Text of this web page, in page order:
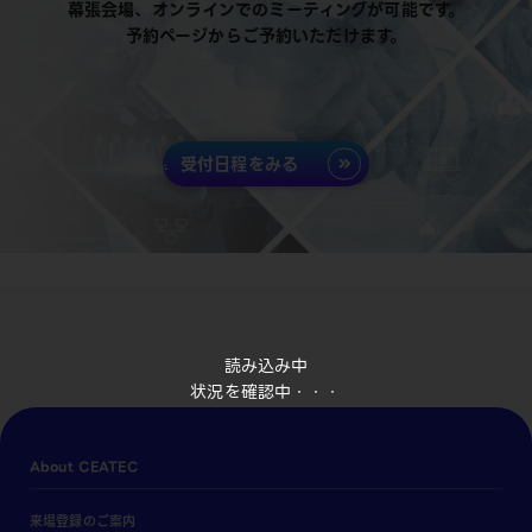
読み込み中
状況を確認中・・・
幕張会場、オンラインでのミーティングが可能です。
予約ページからご予約いただけます。
受付日程をみる
About CEATEC
来場登録のご案内